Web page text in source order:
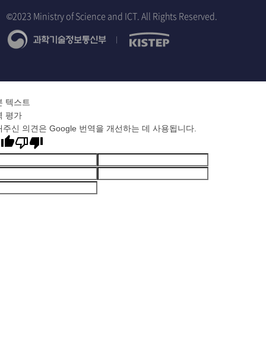
©2023 Ministry of Science and ICT. All Rights Reserved.
텍스트
평가
주신 의견은 Google 번역을 개선하는 데 사용됩니다.